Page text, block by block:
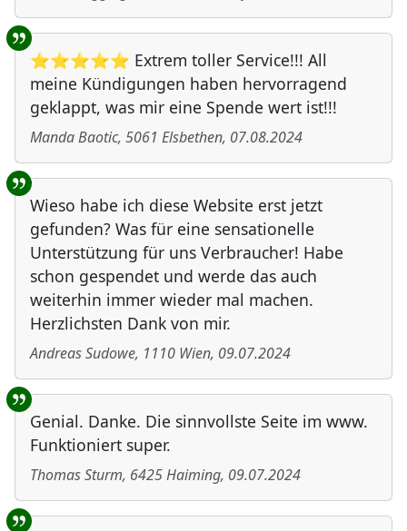
⭐⭐⭐⭐⭐ Extrem toller Service!!! All
meine Kündigungen haben hervorragend
geklappt, was mir eine Spende wert ist!!!
Manda Baotic, 5061 Elsbethen, 07.08.2024
Wieso habe ich diese Website erst jetzt
gefunden? Was für eine sensationelle
Unterstützung für uns Verbraucher! Habe
schon gespendet und werde das auch
weiterhin immer wieder mal machen.
Herzlichsten Dank von mir.
Andreas Sudowe, 1110 Wien, 09.07.2024
Genial. Danke. Die sinnvollste Seite im www.
Funktioniert super.
Thomas Sturm, 6425Haiming, 09.07.2024